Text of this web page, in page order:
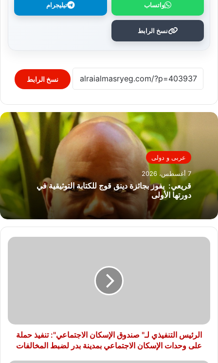
واتساب تيليجرام
نسخ الرابط
نسخ الرابط
عربى و دولى
7 أغسطس، 2026
قريعي: يفوز بجائزة دينق قوج للكتابة التوثيقية في
دورتها الأولى
الرئيس
على
وحدات
الإسكان
الرئيس التنفيذي لـ" صندوق الإسكان الاجتماعي": تنفيذ حملة
على وحدات الإسكان الاجتماعي بمدينة بدر لضبط المخالفات